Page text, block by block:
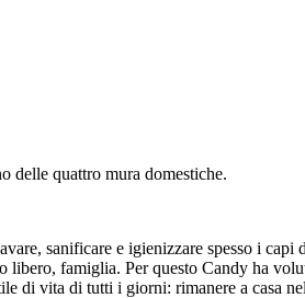
delle quattro mura domestiche.
sanificare e igienizzare spesso i
libero, famiglia. Per questo Candy ha
di vita di tutti i giorni: rimanere a casa